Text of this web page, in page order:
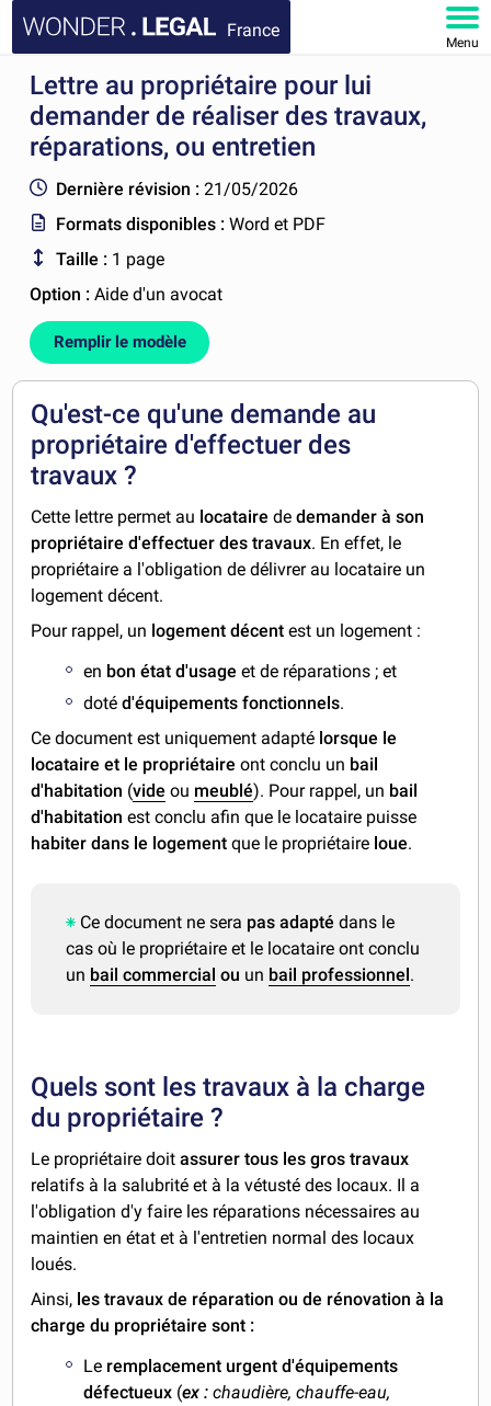
France
Menu
ACCUEIL
DOCUMENTS
FAQ
MON COMPTE
Lettre au propriétaire pour lui
demander de réaliser des travaux,
réparations, ou entretien
Dernière révision : 21/05/2026
Formats disponibles :Word et PDF
Taille : 1 page
Option :Aide d'un avocat
Remplir le modèle
Qu'est-ce qu'une demande au
propriétaire d'effectuer des
travaux ?
Cette lettre permet au locataire dedemander à son
propriétaire d'effectuer des travaux. En effet, le
propriétaire a l'obligation de délivrer au locataire un
logement décent.
Pour rappel, un logement décent est un logement :
en bon état d'usage et de réparations ; et
dotéd'équipements fonctionnels.
Ce document est uniquement adapté lorsque le
locataire et le propriétaireont conclu un bail
d'habitation (vide ou meublé). Pour rappel, un bail
d'habitationest conclu afin que le locataire puisse
habiter dans le logementque le propriétaire loue.
Ce document ne sera pas adapté dans le
cas où le propriétaire et le locataire ont conclu
un bail commercial ou un bail professionnel.
Quels sont les travaux à la charge
du propriétaire ?
Le propriétaire doitassurer tous les gros travaux
relatifs à la salubrité et à la vétusté des locaux. Il a
l'obligation d'y faire les réparations nécessaires au
maintien en état et à l'entretien normal des locaux
loués.
Ainsi, les travaux de réparation ou de rénovation à la
charge du propriétaire sont :
Le remplacement urgent d'équipements
défectueux (ex : chaudière, chauffe-eau,